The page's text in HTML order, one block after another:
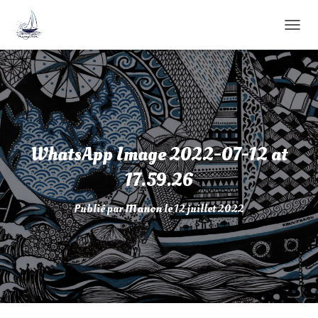
É
I
E
R
L
A
N
A
V
I
G
A
T
I
O
N
WhatsApp Image 2022-07-12 at
17.59.26
Publié parManonle12 juillet 2022